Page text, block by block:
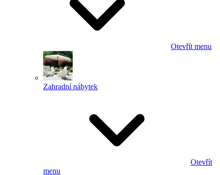
Otevřít menu
Zahradní nábytek
Otevřít
menu